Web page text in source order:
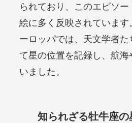
られており、このエピソ
絵に多く反映されています
ーロッパでは、天文学者
て星の位置を記録し、航海
いました。
知られざる牡牛座の